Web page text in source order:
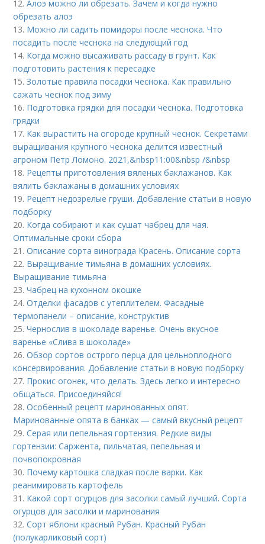
12.Алоэ можно ли обрезать. Зачем и когда нужно
обрезать алоэ
13. Можно ли садить помидоры после чеснока. Что
посадить после чеснока на следующий год
14. Когда можно высаживать рассаду в грунт. Как
подготовить растения к пересадке
15.Золотые правила посадки чеснока. Как правильно
сажать чеснок под зиму
16. Подготовка грядки для посадки чеснока. Подготовка
грядки
17. Как вырастить на огороде крупный чеснок. Секретами
выращивания крупного чеснока делится известный
агроном Петр Ломоно. 2021,&nbsp11:00&nbsp /&nbsp
18. Рецепты приготовления вяленых баклажанов. Как
вялить баклажаны в домашних условиях
19. Рецепт недозрелые груши. Добавление статьи в новую
подборку
20. Когда собирают и как сушат чабрец для чая.
Оптимальные сроки сбора
21.Описание сорта винограда Красень. Описание сорта
22. Выращивание тимьяна в домашних условиях.
Выращивание тимьяна
23.Чабрец на кухонном окошке
24.Отделки фасадов с утеплителем. Фасадные
термопанели – описание, конструктив
25.Чернослив в шоколаде варенье. Очень вкусное
варенье «Слива в шоколаде»
26.Обзор сортов острого перца для цельноплодного
консервирования. Добавление статьи в новую подборку
27. Прокис огонек, что делать. Здесь легко и интересно
общаться. Присоединяйся!
28.Особенный рецепт маринованных опят.
Маринованные опята в банках — самый вкусный рецепт
29.Серая или пепельная гортензия. Редкие виды
гортензии: Саржента, пильчатая, пепельная и
почвопокровная
30. Почему картошка сладкая после варки. Как
реанимировать картофель
31. Какой сорт огурцов для засолки самый лучший. Сорта
огурцов для засолки и маринования
32.Сорт яблони красный Рубан. Красный Рубан
(полукарликовый сорт)